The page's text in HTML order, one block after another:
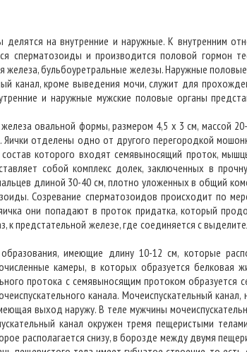
на внутренние и наружные. К внутренним
сперматозоиды и производится половой гормон
железа, бульбоуретральные железы. Наружные
канал, кроме выведения мочи, служит для
и наружные мужские половые органы
овальной формы, размером 4,5 х 3 см, массой
отделены одно от другого перегородкой
которого входят семявыносящий проток,
собой комплекс долек, заключенных в
длиной 30-40 см, плотно уложенных в общий
Созревание сперматозоидов происходит по
они попадают в проток придатка, который
к предстательной железе, где соединяется с
имеющие длину 10-12 см, которые
камеры, в которых образуется белковая
протока с семявыносящим протоком образуется
канала. Мочеиспускательный
выход наружу. В теле мужчины
канал окружен тремя пещеристыми
располагается снизу, в борозде между двумя